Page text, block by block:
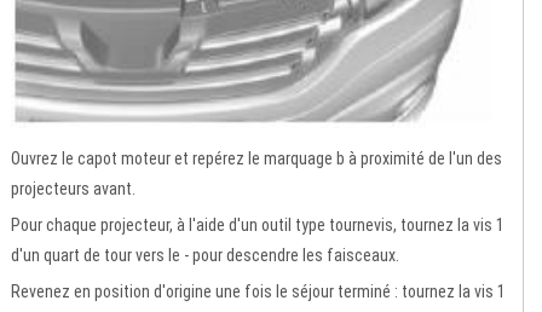
Ouvrez le capot moteur et repérez le marquage b à proximité de l'un des
projecteurs avant.
Pour chaque projecteur, à l'aide d'un outil type tournevis, tournez la vis 1
d'un quart de tour vers le - pour descendre les faisceaux.
Revenez en position d'origine une fois le séjour terminé : tournez la vis 1